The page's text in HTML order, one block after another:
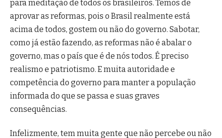
para meditação de todos os brasileiros. Temos de
aprovar as reformas, pois o Brasil realmente está
acima de todos, gostem ou não do governo. Sabotar,
como já estão fazendo, as reformas não é abalar o
governo, mas o país que é de nós todos. É preciso
realismo e patriotismo. E muita autoridade e
competência do governo para manter a população
informada do que se passa e suas graves
consequências.
Infelizmente, tem muita gente que não percebe ou não